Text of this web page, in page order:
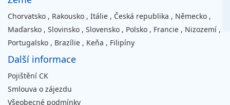
Chorvatsko , Rakousko , Itálie , Česká republika , Německo ,
Maďarsko , Slovinsko , Slovensko , Polsko , Francie , Nizozemí ,
Portugalsko , Brazílie , Keňa , Filipíny
Další informace
Pojištění CK
Smlouva o zájezdu
Všeobecné podmínky